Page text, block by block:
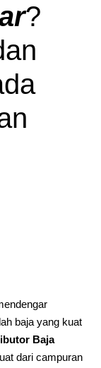
?
baja yang kuat
Baja
dari campuran